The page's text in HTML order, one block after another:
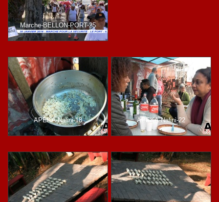
Marche-BELLON-PORT-25
APEKA-Nalini-18 APEKA-Nalini-22